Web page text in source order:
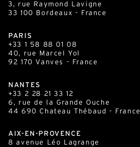
3, rue Raymond Lavigne
33 100 Bordeaux - France
PARIS
+33 1 58 88 01 08
40, rue Marcel Yol
92 170 Vanves - France
NANTES
+33 2 28 21 33 12
6, rue de la Grande Ouche
44 690 Chateau Thébaud - France
AIX-EN-PROVENCE
8 avenue Léo Lagrange